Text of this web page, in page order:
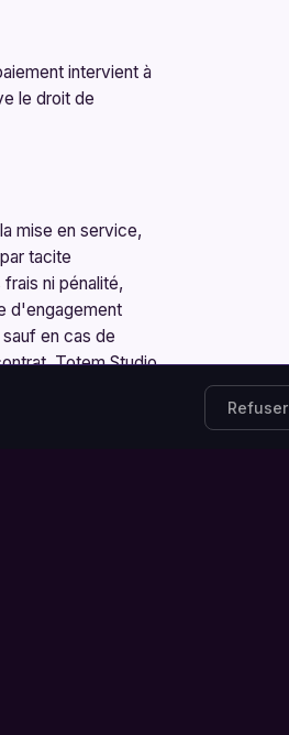
intervient à
le droit de
mise en service,
tacite
ni pénalité,
d'engagement
en cas de
Totem Studio
Refuser